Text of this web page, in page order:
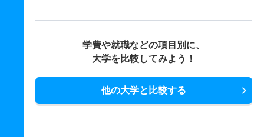
学費や就職などの項目別に、
大学を比較してみよう！
他の大学と比較する